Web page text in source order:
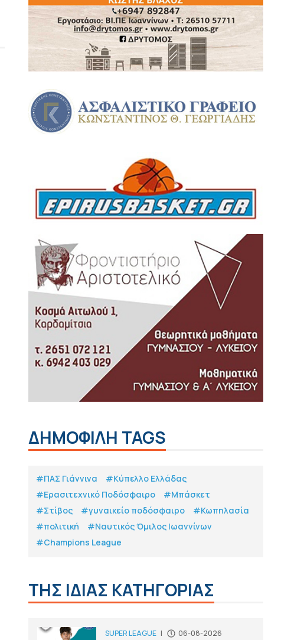
ΔΗΜΟΦΙΛΗ TAGS
#ΠΑΣ Γιάννινα
#Κύπελλο Ελλάδας
#Eρασιτεχνικό Ποδόσφαιρο
#Μπάσκετ
#Στίβος
#γυναικείο ποδόσφαιρο
#Κωπηλασία
#πολιτική
#Ναυτικός Όμιλος Ιωαννίνων
#Champions League
ΤΗΣ ΙΔΙΑΣ ΚΑΤΗΓΟΡΙΑΣ
SUPER LEAGUE | 06-08-2026